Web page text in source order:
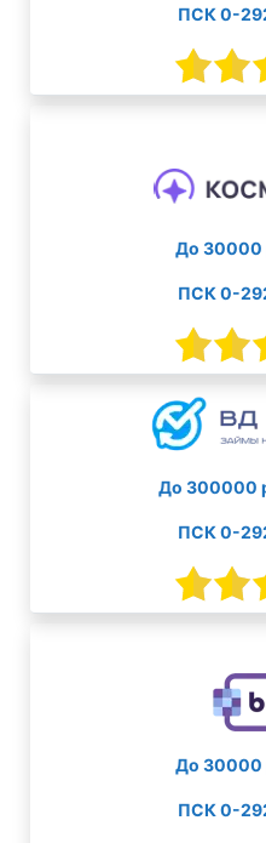
ПСК 0-
До 30000
ПСК 0-
До 300000
ПСК 0-
До 30000
ПСК 0-